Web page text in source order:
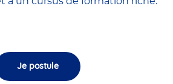
Je postule